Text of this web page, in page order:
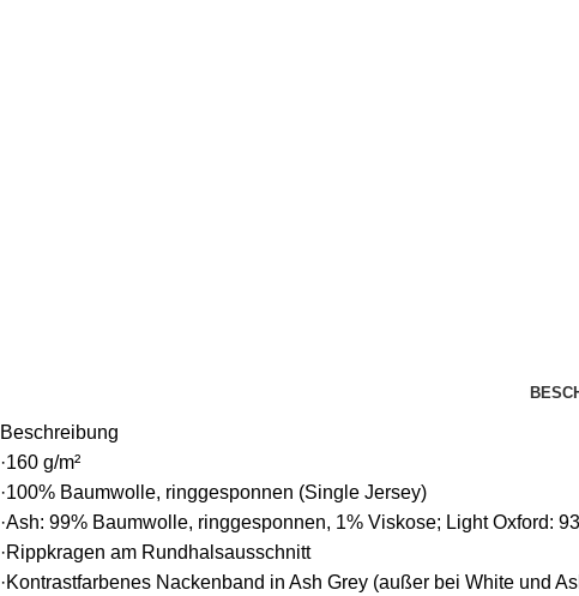
Beschreibung
·160 g/m²
·100% Baumwolle, ringgesponnen (Single Jersey)
·Ash: 99% Baumwolle, ringgesponnen, 1% Viskose; Light Oxford:
·Rippkragen am Rundhalsausschnitt
·Kontrastfarbenes Nackenband in Ash Grey (außer bei White und